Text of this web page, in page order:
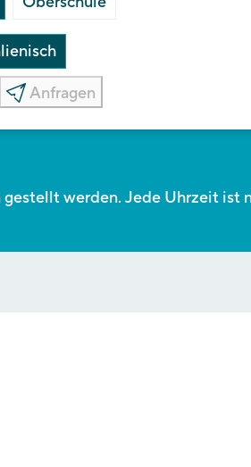
Anfragen
gestellt werden. Jede Uhrzeit ist